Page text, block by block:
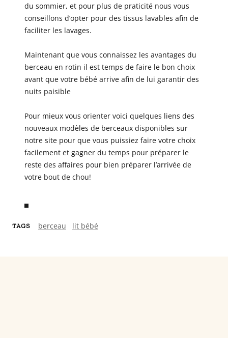
du sommier, et pour plus de praticité nous vous
conseillons d’opter pour des tissus lavables afin de
faciliter les lavages.
Maintenant que vous connaissez les avantages du
berceau en rotin il est temps de faire le bon choix
avant que votre bébé arrive afin de lui garantir des
nuits paisible
Pour mieux vous orienter voici quelques liens des
nouveaux modèles de berceaux disponibles sur
notre site pour que vous puissiez faire votre choix
facilement et gagner du temps pour préparer le
reste des affaires pour bien préparer l’arrivée de
votre bout de chou!
TAGS berceau lit bébé